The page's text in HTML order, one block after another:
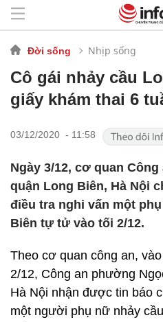
Đời sống Nhịp sống
Cô gái nhảy cầu
giấy khám thai 6
03/12/2020 - 11:58
Ngày 3/12, cơ quan
quận Long Biên, Hà Nội
điều tra nghi vấn một
Biên tự tử vào tối 2/12.
Theo cơ quan công an,
2/12, Công an phường
Hà Nội nhận được tin báo
một người phụ nữ nhảy